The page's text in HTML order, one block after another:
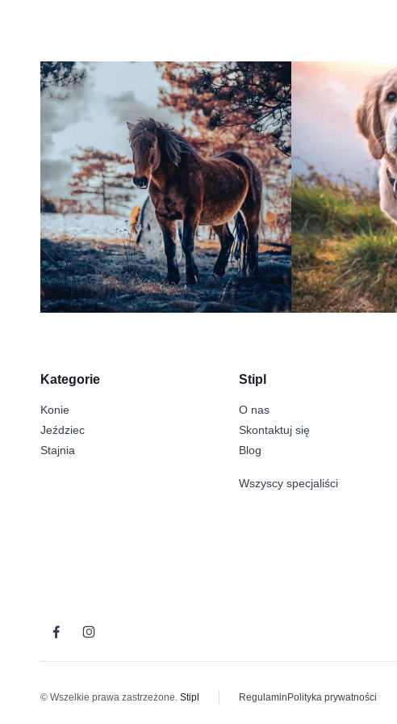
Ubrania do jazdy konnej
Bryczesy
Akcesoria do jazdy konnej
Inne dla jeźdźca
STAJNIA
Do boksów
Padok / wybieg
Sprzątanie w stajni
Inne do stajni
Kategorie
Konie
Jeździec
Stajnia
Stipl
O nas
Skontaktuj się
Blog
Wszyscy specjaliści
RegulaminPolityka prywatności
© Wszelkie prawa zastrzeżone. Stipl